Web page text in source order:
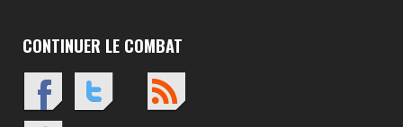
CONTINUER LE COMBAT